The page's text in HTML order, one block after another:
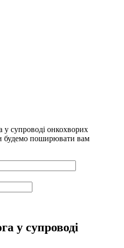
у супроводі онкохворих
поширювати вам
у супроводі